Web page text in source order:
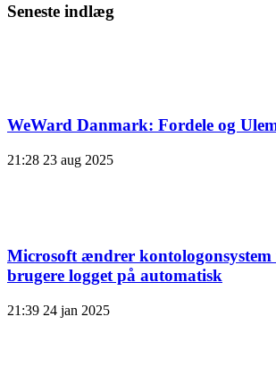
Seneste indlæg
WeWard Danmark: Fordele og
21:28 23 aug 2025
Microsoft ændrer
brugere logget på automatisk
21:39 24 jan 2025